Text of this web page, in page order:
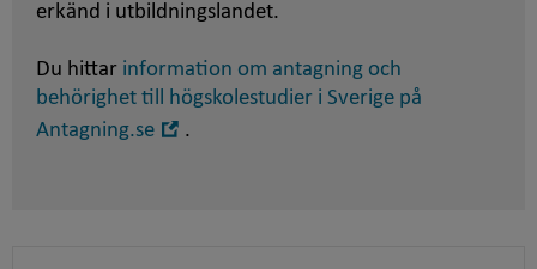
erkänd i utbildningslandet.
Du hittar information om antagning och
behörighet till högskolestudier i Sverige på
Antagning.se
.